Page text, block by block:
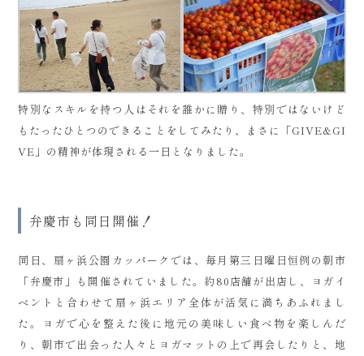
特別なスキルを持つ人はそれを誰かに贈り、特別ではないけど
もたったひとつのできることをしてみたり、まさに「GIVE&GI
VE」の精神が体現される一日となりました。
弁慶市も同日開催！
同日、扇ヶ浜公園カッパークでは、毎月第三日曜日恒例の朝市
「弁慶市」も開催されていました。約80店舗が出店し、ヨガイ
ベントと合わせて扇ヶ浜エリア全体が活気に満ちあふれまし
た。ヨガで心を整えた後に地元の美味しい食べ物を楽しんだ
り、朝市で出会った人々とヨガマットの上で再会したりと、地